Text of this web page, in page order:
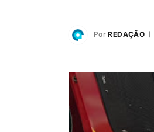
Por REDAÇÃO